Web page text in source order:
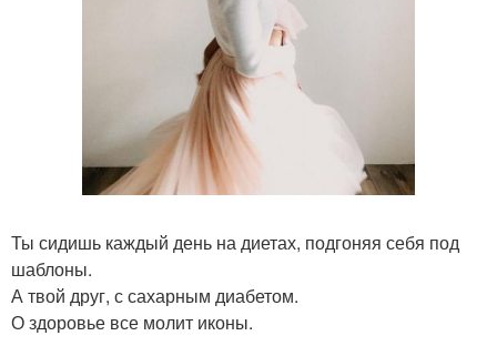
Ты сидишь каждый день на диетах, подгоняя себя под
шаблоны.
А твой друг, с сахарным диабетом.
О здоровье все молит иконы.